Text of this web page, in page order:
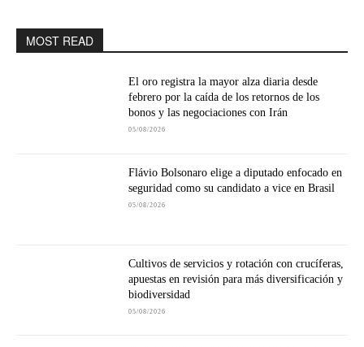
MOST READ
El oro registra la mayor alza diaria desde
febrero por la caída de los retornos de los
bonos y las negociaciones con Irán
05/08/2026
Flávio Bolsonaro elige a diputado enfocado en
seguridad como su candidato a vice en Brasil
05/08/2026
Cultivos de servicios y rotación con crucíferas,
apuestas en revisión para más diversificación y
biodiversidad
05/08/2026